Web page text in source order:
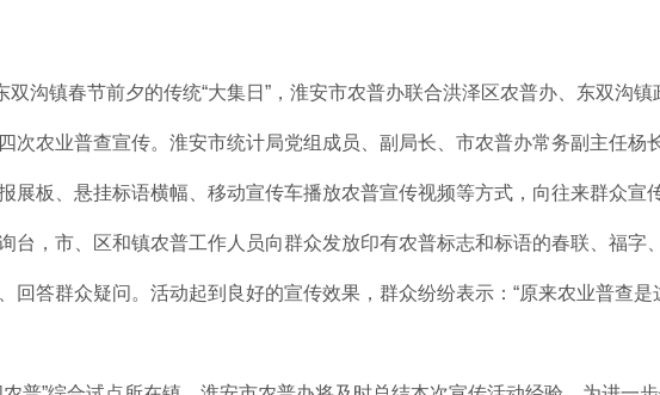
双沟镇春节前夕的传统“大集日”，淮安市农普办联合洪泽区农普办、东双沟
次农业普查宣传。淮安市统计局党组成员、副局长、市农普办常务副主任杨
展板、悬挂标语横幅、移动宣传车播放农普宣传视频等方式，向往来群众宣
台，市、区和镇农普工作人员向群众发放印有农普标志和标语的春联、福字
回答群众疑问。活动起到良好的宣传效果，群众纷纷表示：“原来农业普查是